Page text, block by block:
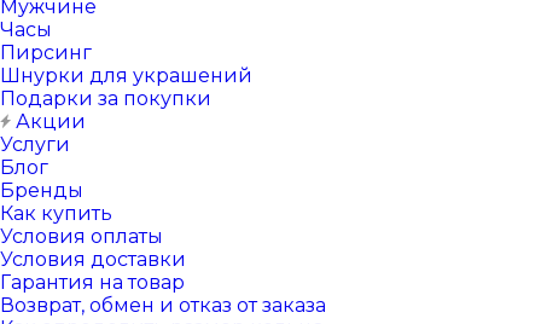
Мужчине
Часы
Пирсинг
Шнурки для украшений
Подарки за покупки
Акции
Услуги
Блог
Бренды
Как купить
Условия оплаты
Условия доставки
Гарантия на товар
Возврат, обмен и отказ от заказа